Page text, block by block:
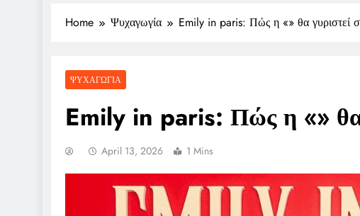
Home Ψυχαγωγία Emily in paris: Πώς η «» θα γυριστεί
ΨΥΧΑΓΩΓΊΑ
Emily in paris: Πώς η «» θα
April 13, 2026 1 Mins